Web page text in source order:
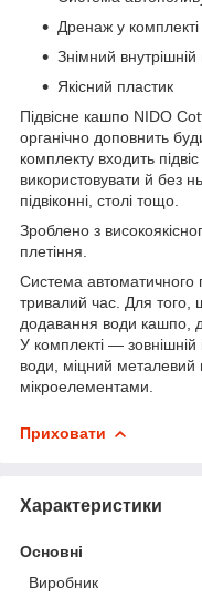
Дренаж у комплекті
Знімний
Якісний пластик
Підвісне кашпо NIDO
органічно доповнить
комплекту входить
використовувати й без
підвіконні, столі тощо.
Зроблено з
плетіння.
Система
тривалий час. Для
додавання води кашпо,
У комплекті — зовнішній
води, міцний металевий
мікроелементами.
Приховати
Характеристики
Основні
Виробник